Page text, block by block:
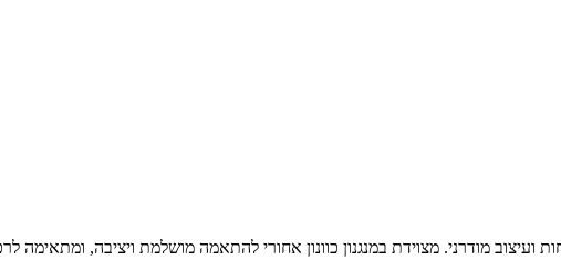
ועיצוב מודרני. מצוידת במנגנון כוונון אחורי להתאמה מושלמת ויציבה,